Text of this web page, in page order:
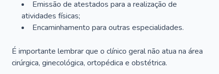
Emissão de atestados para a realização de
atividades físicas;
Encaminhamento para outras especialidades.
É importante lembrar que o clínico geral não atua na área
cirúrgica, ginecológica, ortopédica e obstétrica.